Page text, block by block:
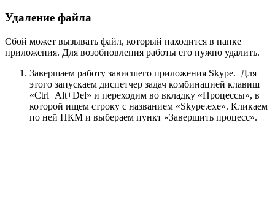
Удаление файла
Сбой может вызывать файл, который находится в папке
приложения. Для возобновления работы его нужно удалить.
Завершаем работу зависшего приложения Skype. Для
этого запускаем диспетчер задач комбинацией клавиш
«Ctrl+Alt+Del» и переходим во вкладку «Процессы», в
которой ищем строку с названием «Skype.exe». Кликаем
по ней ПКМ и выбераем пункт «Завершить процесс».